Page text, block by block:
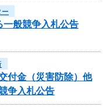
ー
一般競争入札公告
付金（災害防除）他
争入札公告